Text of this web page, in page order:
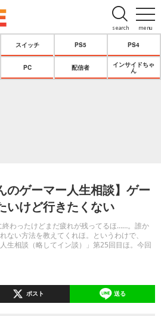
menu
search
スイッチ PS5 PS4
PC 配信者
インサイドちゃ
ん
のゲーマー人生相談】ゲー
いけど行きたくない
わったけどまだ疲れが残ってるほ……。誰か
ない方法を教えてくれほ。というわけで、
生相談（略してイン談）」第25回目ほ。今回
ポスト 送る